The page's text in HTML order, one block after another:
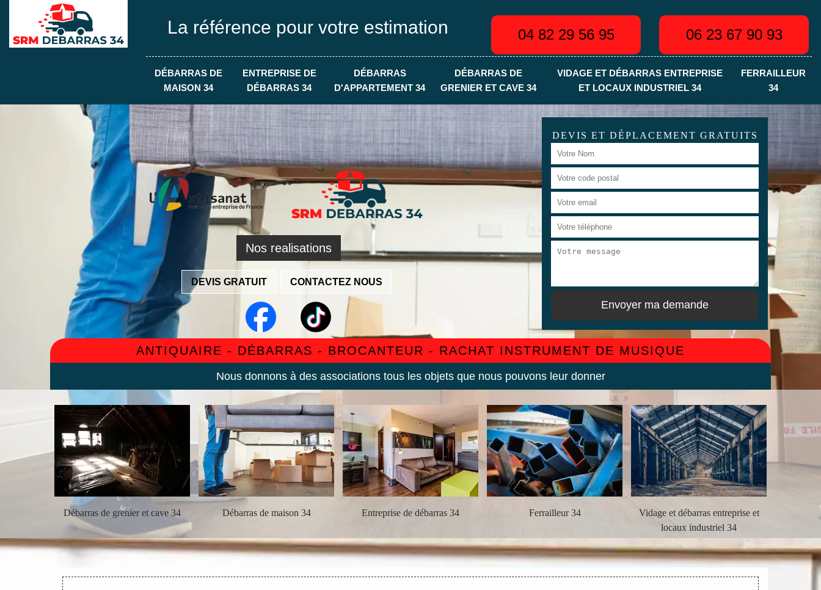
La référence pour votre estimation 04 82 29 56 95 06 23 67 90 93
DÉBARRAS DE
MAISON 34
ENTREPRISE DE
DÉBARRAS 34
DÉBARRAS
D'APPARTEMENT 34
DÉBARRAS DE
GRENIER ET CAVE 34
VIDAGE ET DÉBARRAS ENTREPRISE
ET LOCAUX INDUSTRIEL 34
FERRAILLEUR
34
Nos realisations
DEVIS GRATUIT CONTACTEZ NOUS
DEVIS ET DÉPLACEMENT GRATUITS
ANTIQUAIRE - DÉBARRAS - BROCANTEUR - RACHAT INSTRUMENT DE MUSIQUE
Nous donnons à des associations tous les objets que nous pouvons leur donner
Débarras de grenier et cave 34 Débarras de maison 34 Entreprise de débarras 34 Ferrailleur 34
Vidage et débarras entreprise et
locaux industriel 34